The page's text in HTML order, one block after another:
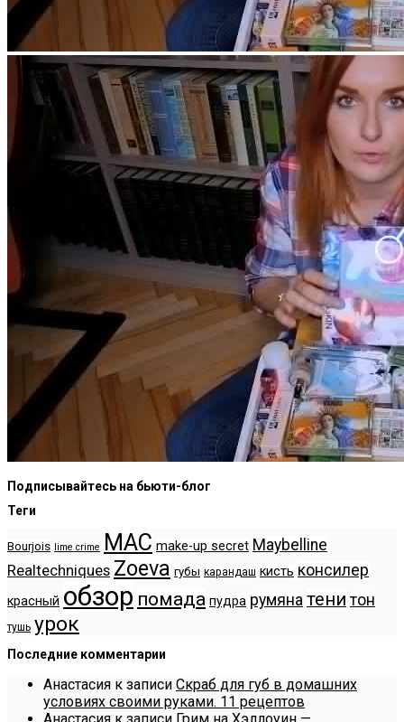
Подписывайтесь на бьюти-блог
Теги
Bourjois lime crime MAC make-up secret Maybelline
Realtechniques Zoeva губы карандаш кисть консилер
красный обзор помада пудра румяна тени тон
тушь урок
Последние комментарии
Анастасия к записи Скраб для губ в домашних
условиях своими руками. 11 рецептов
Анастасия к записи Грим на Хэллоуин —